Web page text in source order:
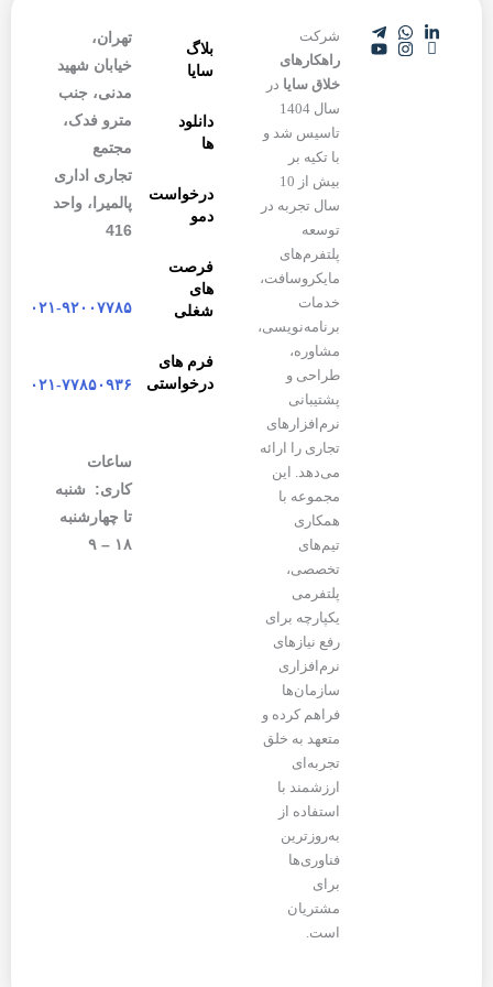
شرکت
راهکارهای
خلاق سایا در
سال 1404
تاسیس شد و
با تکیه بر
بیش از 10
سال تجربه در
توسعه
پلتفرم‌های
مایکروسافت،
خدمات
برنامه‌نویسی،
مشاوره،
طراحی و
پشتیبانی
نرم‌افزارهای
تجاری را ارائه
می‌دهد. این
مجموعه با
همکاری
تیم‌های
تخصصی،
پلتفرمی
یکپارچه برای
رفع نیازهای
نرم‌افزاری
سازمان‌ها
فراهم کرده و
متعهد به خلق
تجربه‌ای
ارزشمند با
استفاده از
به‌روزترین
فناوری‌ها
برای
مشتریان
است.
بلاگ
سایا
دانلود
ها
درخواست
دمو
فرصت
های
شغلی
فرم های
درخواستی
تهران،
خیابان شهید
مدنی، جنب
مترو فدک،
مجتمع
تجاری اداری
پالمیرا، واحد
416
۰۲۱-۹۲۰۰۷۷۸۵
۰۲۱-۷۷۸۵۰۹۳۶
ساعات
کاری: شنبه
تا چهارشنبه
۱۸ – ۹